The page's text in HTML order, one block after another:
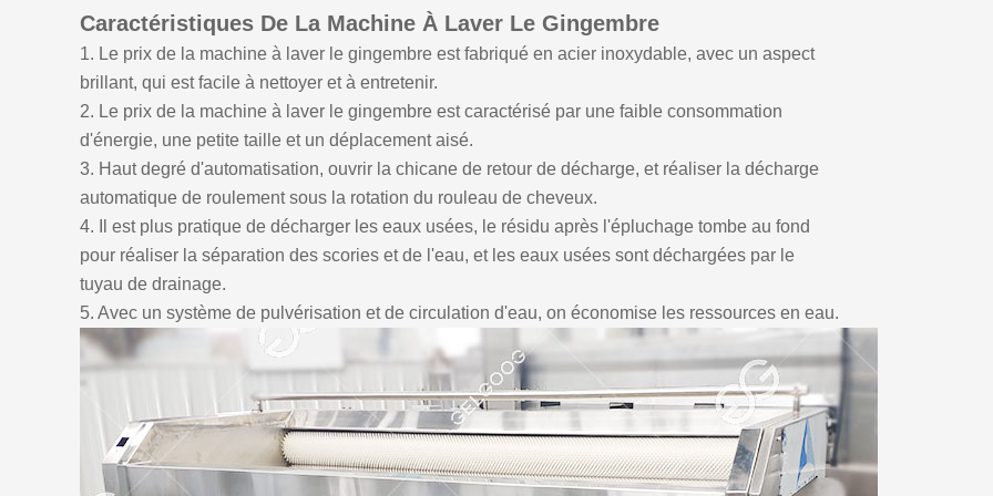
Caractéristiques De La Machine À Laver Le Gingembre
1. Le prix de la machine à laver le gingembre est fabriqué en acier inoxydable, avec un aspect
brillant, qui est facile à nettoyer et à entretenir.
2. Le prix de la machine à laver le gingembre est caractérisé par une faible consommation
d'énergie, une petite taille et un déplacement aisé.
3. Haut degré d'automatisation, ouvrir la chicane de retour de décharge, et réaliser la décharge
automatique de roulement sous la rotation du rouleau de cheveux.
4. Il est plus pratique de décharger les eaux usées, le résidu après l'épluchage tombe au fond
pour réaliser la séparation des scories et de l'eau, et les eaux usées sont déchargées par le
tuyau de drainage.
5. Avec un système de pulvérisation et de circulation d'eau, on économise les ressources en eau.